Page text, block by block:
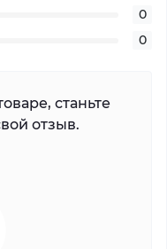
0
0
станьте
отзыв.